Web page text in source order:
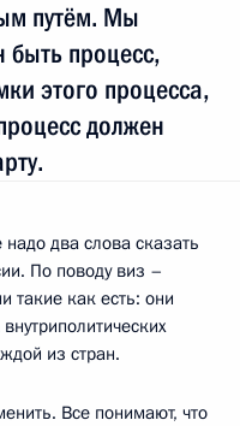
путём. Мы
быть процесс,
этого процесса,
должен
два слова сказать
По поводу виз –
такие как есть: они
из стран.
Все понимают, что